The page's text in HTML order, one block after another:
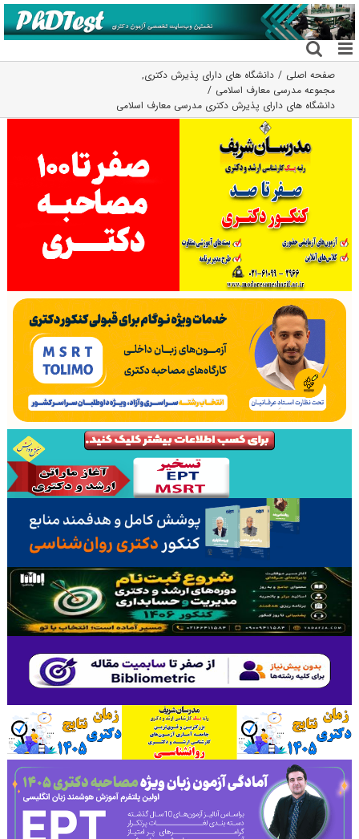
رفتن
به
محتوا
صفحه اصلی دانشگاه های دارای پذیرش دکتری,
مجموعه مدرسی معارف اسلامی
دانشگاه های دارای پذیرش دکتری ﻣﺪرسی ﻣﻌﺎرف اﺳﻼمی